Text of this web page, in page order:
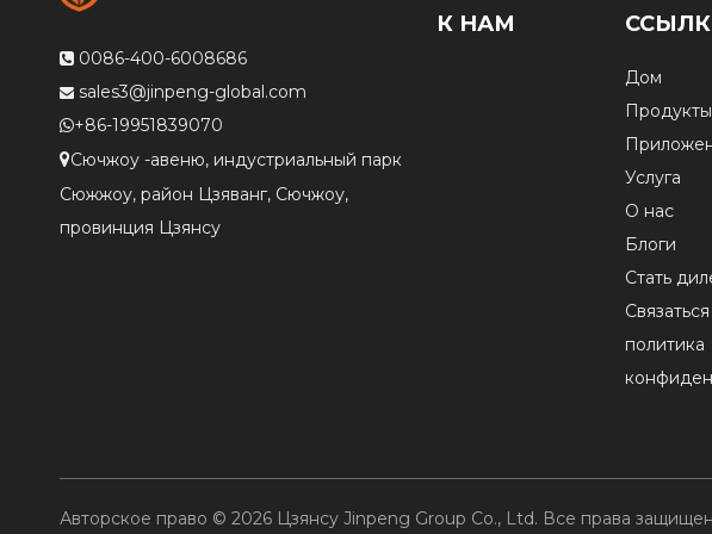
 0086-400-6008686
 sales3@jinpeng-global.com
+86-19951839070
Сючжоу -авеню, индустриальный парк
Сюжжоу, район Цзяванг, Сючжоу,
провинция Цзянсу
К НАМ
Дом
Продукты
Услуга
О нас
Блоги
Стать
политика
Авторское право © 2026 Цзянсу Jinpeng Group Co., Ltd. Все права